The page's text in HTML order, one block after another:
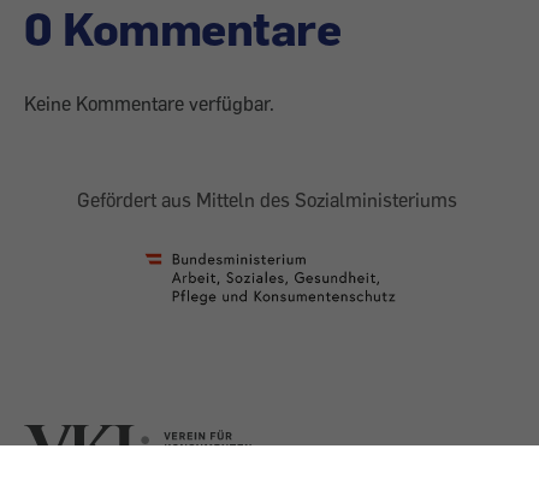
0 Kommentare
Keine Kommentare verfügbar.
Gefördert aus Mitteln des Sozialministeriums